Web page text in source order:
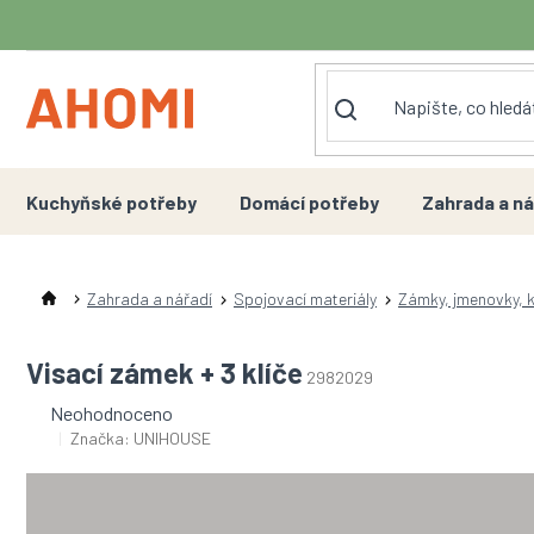
obsah
Kuchyňské potřeby Domácí potřeby Zahrada a
Zahrada a nářadí Spojovací materiály Zámky, jmenovky,
Visací zámek + 3 klíče 2982029
Průměrné
hodnocení
je
Neohodnoceno
Značka: UNIHOUSE